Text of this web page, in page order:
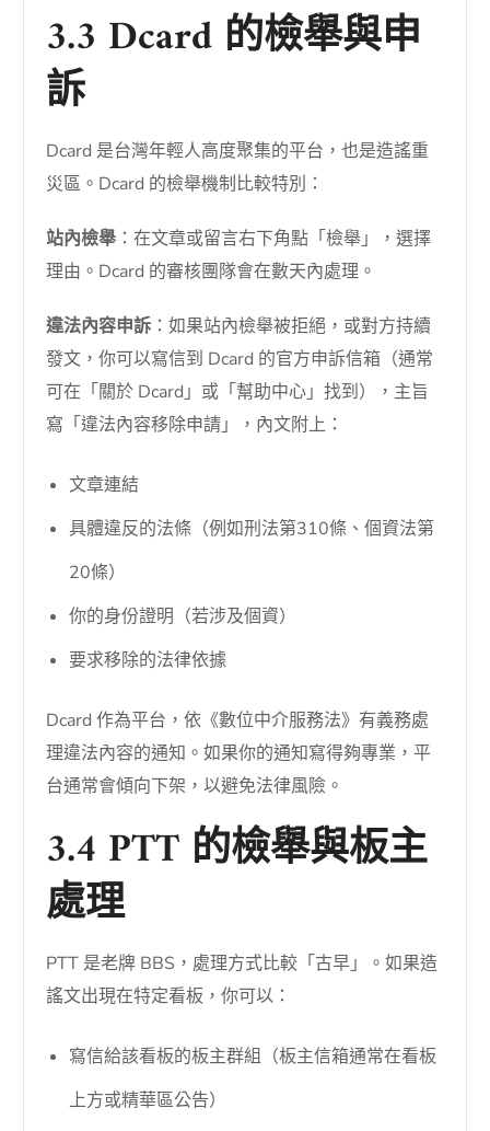
3.3 Dcard 的檢舉與申
訴
Dcard 是台灣年輕人高度聚集的平台，也是造謠重
災區。Dcard 的檢舉機制比較特別：
站內檢舉 ：在文章或留言右下角點「檢舉」，選擇
理由。Dcard 的審核團隊會在數天內處理。
違法內容申訴 ：如果站內檢舉被拒絕，或對方持續
發文，你可以寫信到 Dcard 的官方申訴信箱（通常
可在「關於 Dcard」或「幫助中心」找到），主旨
寫「違法內容移除申請」，內文附上：
文章連結
具體違反的法條（例如刑法第310條、個資法第
20條）
你的身份證明（若涉及個資）
要求移除的法律依據
Dcard 作為平台，依《數位中介服務法》有義務處
理違法內容的通知。如果你的通知寫得夠專業，平
台通常會傾向下架，以避免法律風險。
3.4 PTT 的檢舉與板主
處理
PTT 是老牌 BBS，處理方式比較「古早」。如果造
謠文出現在特定看板，你可以：
寫信給該看板的板主群組（板主信箱通常在看板
上方或精華區公告）